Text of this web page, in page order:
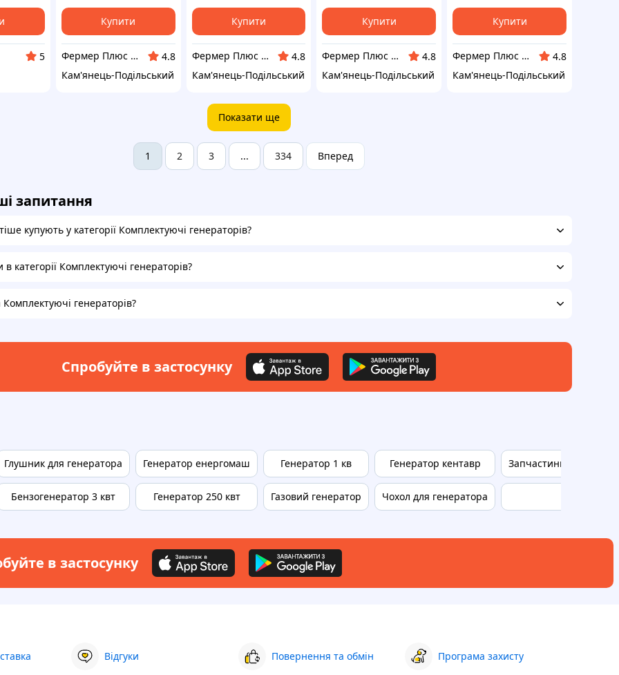
5
Купити
Фермер Плюс - інтернет магазин садової техніки
4.8
Кам'янець-Подільський
Купити
Фермер Плюс - інтернет магазин садової техніки
4.8
Кам'янець-Подільський
Купити
Фермер Плюс - інтернет магазин садової техніки
4.8
Кам'янець-Подільський
Купити
Фермер Плюс - інтернет магазин садової техніки
4.8
Кам'янець-Подільський
Показати ще
1 2 3 ... 334 Вперед
запитання
купують у категорії Комплектуючі генераторів?
в категорії Комплектуючі генераторів?
генераторів?
Спробуйте в застосунку
Глушник для генератора
Бензогенератор 3 квт
Генератор енергомаш
Генератор 250 квт
Генератор 1 кв
Газовий генератор
Генератор кентавр
Чохол для генератора
Запчастини для
в застосунку
Відгуки Повернення та обмін Програма захисту